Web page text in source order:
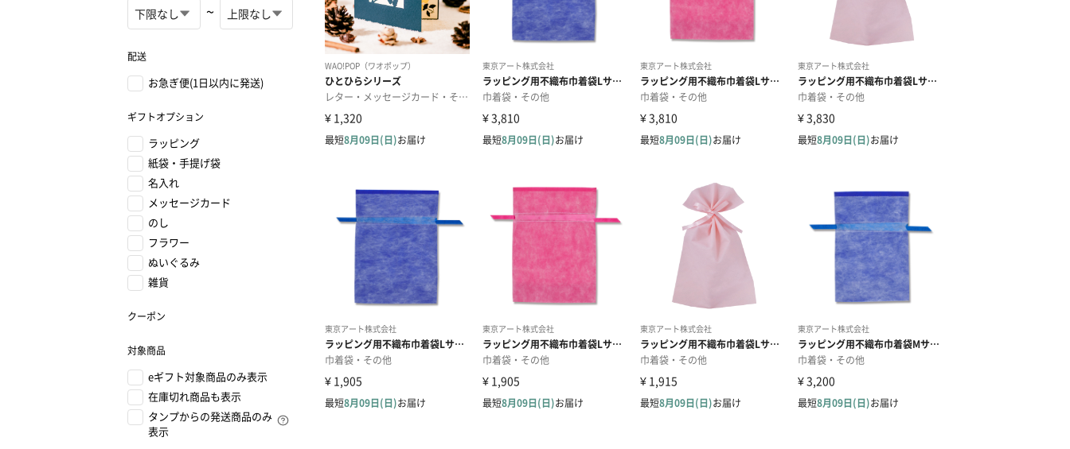
~
配送
お急ぎ便(1日以内に発送)
ギフトオプション
ラッピング
紙袋・手提げ袋
名入れ
メッセージカード
のし
フラワー
ぬいぐるみ
雑貨
クーポン
対象商品
eギフト対象商品のみ表示
在庫切れ商品も表示
タンプからの発送商品のみ
表示